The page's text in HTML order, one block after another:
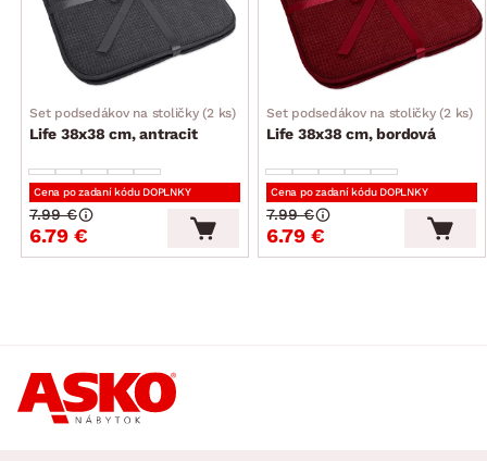
Set podsedákov na stoličky (2 ks)
Life 38x38 cm, antracit
Cena po zadaní kódu DOPLNKY
6.79 €
7.99 €
Set podsedákov na stoličky (2 ks)
Life 38x38 cm, bordová
Cena po zadaní kódu DOPLNKY
6.79 €
7.99 €